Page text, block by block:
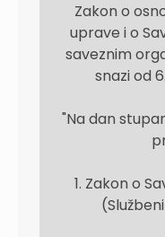
Zakon o
uprave i o
saveznim
snazi od
"Na dan
1. Zakon o